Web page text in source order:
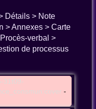
Détails > Note
> Annexes > Carte
verbal >
de processus
31t09-
-